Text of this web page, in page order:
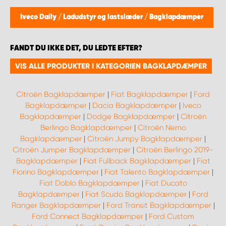
Iveco Daily / Ladudstyr og lastslæder / Bagklapdæmper
FANDT DU IKKE DET, DU LEDTE EFTER?
VIS ALLE PRODUKTER I KATEGORIEN BAGKLAPDÆMPER
Citroën Bagklapdæmper | Fiat Bagklapdæmper | Ford
Bagklapdæmper| Dacia Bagklapdæmper| Iveco
Bagklapdæmper | Dodge Bagklapdæmper | Citroën
Berlingo Bagklapdæmper| Citroën Nemo
Bagklapdæmper | Citroën Jumpy Bagklapdæmper |
Citroën Jumper Bagklapdæmper | Citroën Berlingo 2019-
Bagklapdæmper| Fiat Fullback Bagklapdæmper| Fiat
Fiorino Bagklapdæmper | Fiat Talento Bagklapdæmper |
Fiat Doblo Bagklapdæmper| Fiat Ducato
Bagklapdæmper| Fiat Scudo Bagklapdæmper| Ford
Ranger Bagklapdæmper| Ford Transit Bagklapdæmper|
Ford Connect Bagklapdæmper | Ford Custom